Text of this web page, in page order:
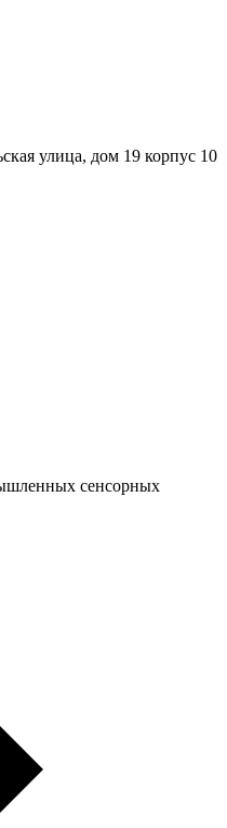
улица, дом 19 корпус 10
сенсорных